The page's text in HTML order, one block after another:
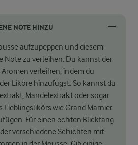
NOTE HINZU
aufzupeppen und diesem
Note zu verleihen. Du kannst der
verleihen, indem du
Liköre hinzufügst. So kannst du
Mandelextrakt oder sogar
Lieblingslikörs wie Grand Marnier
Für einen echten Blickfang
verschiedene Schichten mit